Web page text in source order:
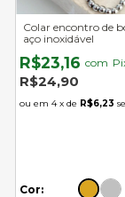
Colar encontro de
aço inoxidável
R$23,16 com
R$24,90
4 x de R$6,23
Cor: